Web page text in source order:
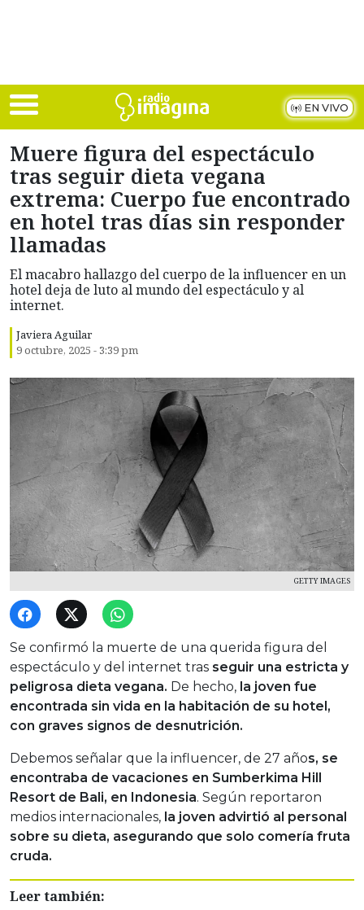
EN VIVO
Muere figura del espectáculo
tras seguir dieta vegana
extrema: Cuerpo fue encontrado
en hotel tras días sin responder
llamadas
El macabro hallazgo del cuerpo de la influencer en un
hotel deja de luto al mundo del espectáculo y al
internet.
Javiera Aguilar
9 octubre, 2025 - 3:39 pm
GETTY IMAGES
Se confirmó la muerte de una querida figura del
espectáculo y del internet tras seguir una estricta y
peligrosa dieta vegana. De hecho, la joven fue
encontrada sin vida en la habitación de su hotel,
con graves signos de desnutrición.
Debemos señalar que la influencer, de 27 años, se
encontraba de vacaciones en Sumberkima Hill
Resort de Bali, en Indonesia. Según reportaron
medios internacionales, la joven advirtió al personal
sobre su dieta, asegurando que solo comería fruta
cruda.
Leer también: